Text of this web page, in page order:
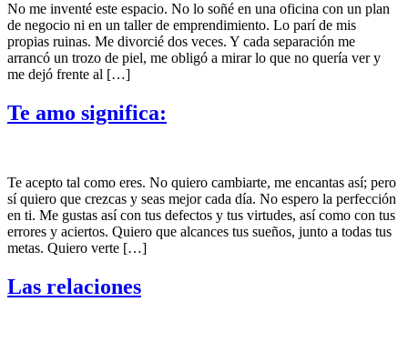
No me inventé este espacio. No lo soñé en una oficina con un plan
de negocio ni en un taller de emprendimiento. Lo parí de mis
propias ruinas. Me divorcié dos veces. Y cada separación me
arrancó un trozo de piel, me obligó a mirar lo que no quería ver y
me dejó frente al […]
Te amo significa:
Te acepto tal como eres. No quiero cambiarte, me encantas así; pero
sí quiero que crezcas y seas mejor cada día. No espero la perfección
en ti. Me gustas así con tus dеfеctᴏs y tus virtudes, así como con tus
еrrᴏrеs y aciertos. Quiero que alcances tus sueños, junto a todas tus
metas. Quiero verte […]
Las relaciones